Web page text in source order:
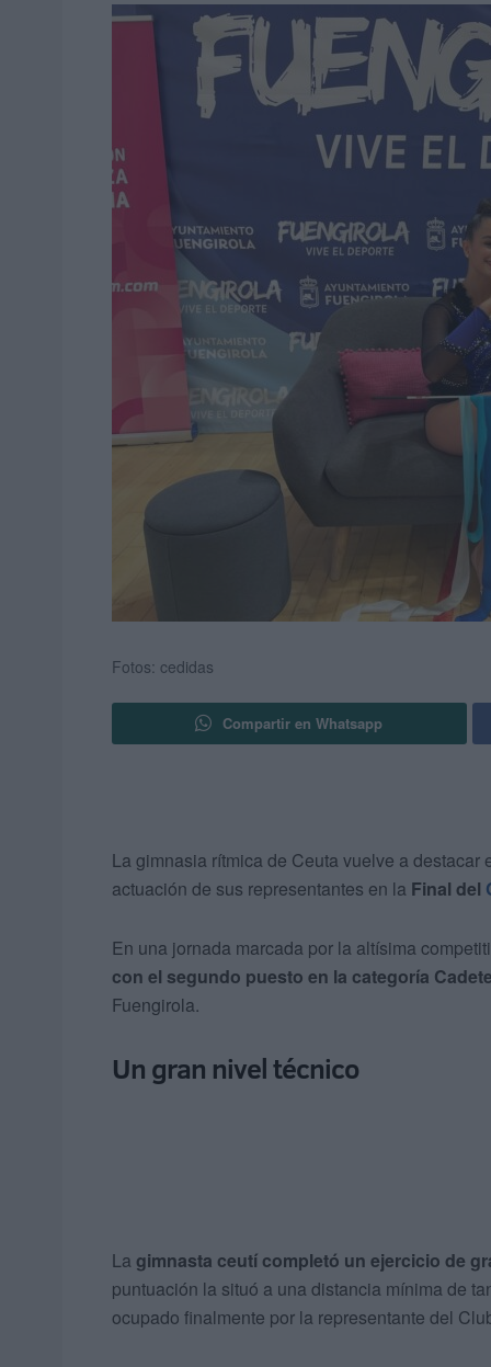
Fotos: cedidas
Compartir en Whatsapp
La gimnasia rítmica de Ceuta vuelve a
actuación de sus representantes en la Final del
En una jornada marcada por la altísima
con el segundo puesto en la categoría
Fuengirola.
Un gran nivel técnico
La gimnasta ceutí completó un ejercicio de
puntuación la situó a una distancia mínima de
ocupado finalmente por la representante del